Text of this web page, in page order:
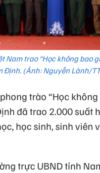
Nam trao “Học không bao
Định. (Ảnh: Nguyễn Lành/
trào “Học
đã trao 2.000 suất
học sinh, sinh viên
trực UBND tỉnh